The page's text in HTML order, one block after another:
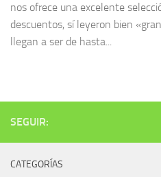
nos ofrece una excelente
descuentos, sí leyeron bien
llegan a ser de hasta...
SEGUIR:
CATEGORÍAS